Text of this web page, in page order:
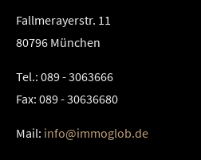
Fallmerayerstr. 11
80796 München
Tel.: 089 - 3063666
Fax: 089 - 30636680
Mail: info@immoglob.de